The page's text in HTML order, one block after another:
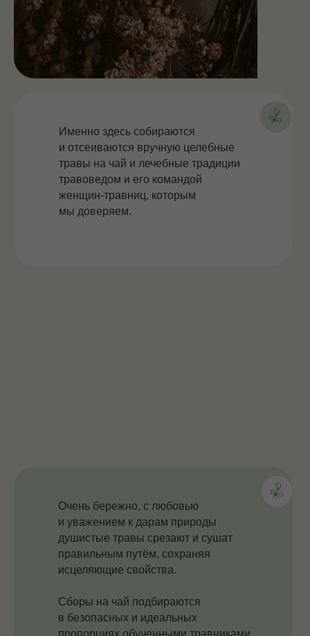
Именно здесь собираются
и отсеиваются вручную целебные
травы на чай и лечебные традиции
травоведом и его командой
женщин-травниц, которым
мы доверяем.
Очень бережно, с любовью
и уважением к дарам природы
душистые травы срезают и сушат
правильным путём, сохраняя
исцеляющие свойства.
Сборы на чай подбираются
в безопасных и идеальных
пропорциях обученными травниками